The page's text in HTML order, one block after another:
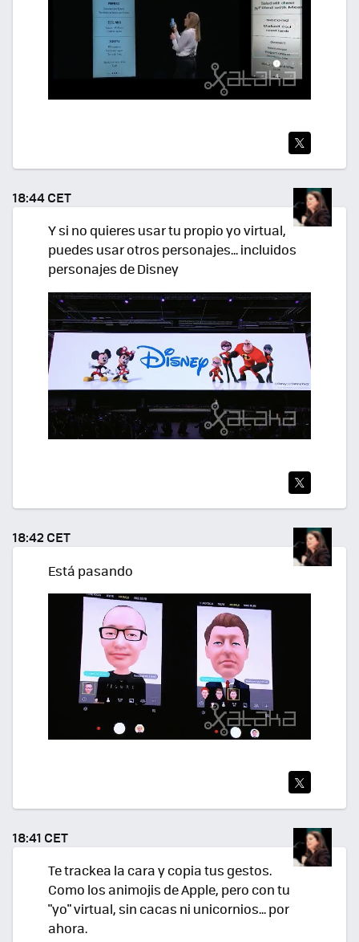
TEA
R
18:44 CET
Y si no quieres usar tu propio yo virtual,
puedes usar otros personajes... incluidos
personajes de Disney
TWI
TEA
R
18:42 CET
Está pasando
TEA
R
18:41 CET
Te trackea la cara y copia tus gestos.
Como los animojis de Apple, pero con tu
"yo" virtual, sin cacas ni unicornios... por
ahora.